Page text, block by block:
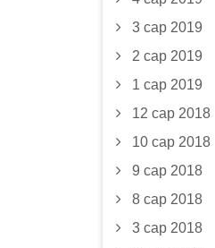
3 сар 2019
2 сар 2019
1 сар 2019
12 сар 2018
10 сар 2018
9 сар 2018
8 сар 2018
3 сар 2018